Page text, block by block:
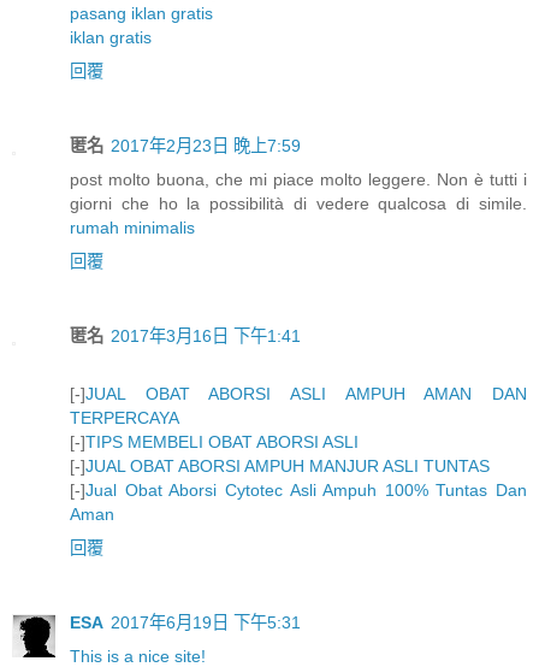
pasang iklan gratis
iklan gratis
回覆
匿名 2017年2月23日 晚上7:59
post molto buona, che mi piace molto leggere. Non è tutti i
giorni che ho la possibilità di vedere qualcosa di simile.
rumah minimalis
回覆
匿名 2017年3月16日 下午1:41
[-]JUAL OBAT ABORSI ASLI AMPUH AMAN DAN
TERPERCAYA
[-]TIPS MEMBELI OBAT ABORSI ASLI
[-]JUAL OBAT ABORSI AMPUH MANJUR ASLI TUNTAS
[-]Jual Obat Aborsi Cytotec Asli Ampuh 100% Tuntas Dan
Aman
回覆
ESA 2017年6月19日 下午5:31
This is a nice site!